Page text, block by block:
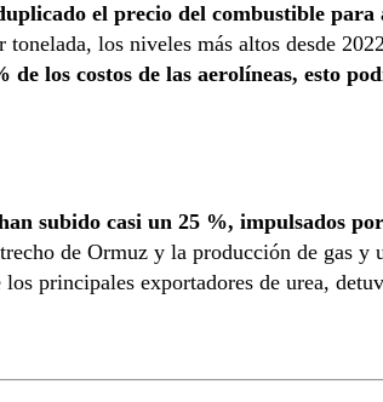
el precio del combustible para
tonelada, los niveles más altos desde
los costos de las aerolíneas, esto
subido casi un 25 %, impulsados
de Ormuz y la producción de gas y
principales exportadores de urea,